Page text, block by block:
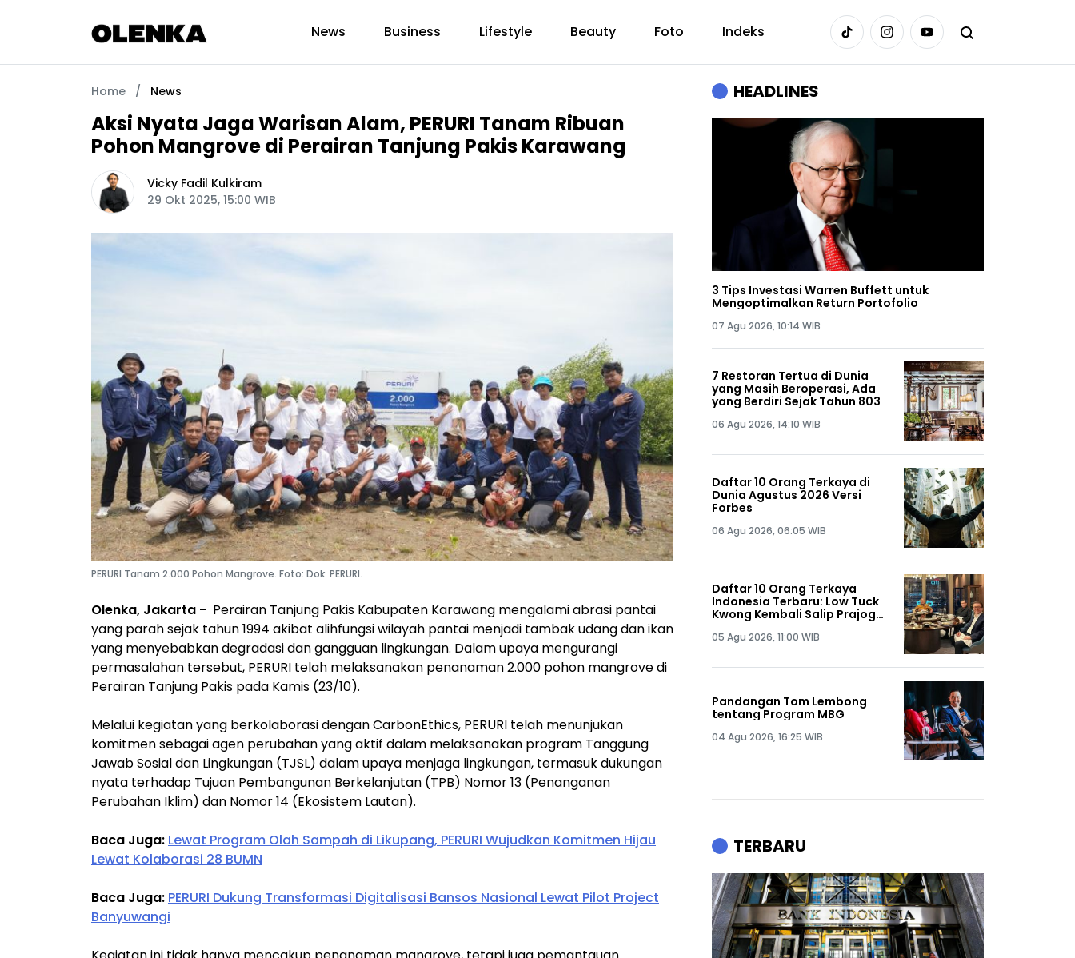
News Business Lifestyle Beauty Foto Indeks
Home / News
Aksi Nyata Jaga Warisan Alam, PERURI Tanam Ribuan
Pohon Mangrove di Perairan Tanjung Pakis Karawang
Vicky Fadil Kulkiram
29 Okt 2025, 15:00 WIB
PERURI Tanam 2.000 Pohon Mangrove. Foto: Dok. PERURI.
Olenka, Jakarta - Perairan Tanjung Pakis Kabupaten Karawang mengalami abrasi pantai
yang parah sejak tahun 1994 akibat alihfungsi wilayah pantai menjadi tambak udang dan ikan
yang menyebabkan degradasi dan gangguan lingkungan. Dalam upaya mengurangi
permasalahan tersebut, PERURI telah melaksanakan penanaman 2.000 pohon mangrove di
Perairan Tanjung Pakis pada Kamis (23/10).
Melalui kegiatan yang berkolaborasi dengan CarbonEthics, PERURI telah menunjukan
komitmen sebagai agen perubahan yang aktif dalam melaksanakan program Tanggung
Jawab Sosial dan Lingkungan (TJSL) dalam upaya menjaga lingkungan, termasuk dukungan
nyata terhadap Tujuan Pembangunan Berkelanjutan (TPB) Nomor 13 (Penanganan
Perubahan Iklim) dan Nomor 14 (Ekosistem Lautan).
Baca Juga: Lewat Program Olah Sampah di Likupang, PERURI Wujudkan Komitmen Hijau
Lewat Kolaborasi 28 BUMN
Baca Juga: PERURI Dukung Transformasi Digitalisasi Bansos Nasional Lewat Pilot Project
Banyuwangi
HEADLINES
3 Tips Investasi Warren Buffett untuk
Mengoptimalkan Return Portofolio
07 Agu 2026, 10:14 WIB
7 Restoran Tertua di Dunia
yang Masih Beroperasi, Ada
yang Berdiri Sejak Tahun 803
06 Agu 2026, 14:10 WIB
Daftar 10 Orang Terkaya di
Dunia Agustus 2026 Versi
Forbes
06 Agu 2026, 06:05 WIB
Daftar 10 Orang Terkaya
Indonesia Terbaru: Low Tuck
Kwong Kembali Salip Prajogo
05 Agu 2026, 11:00 WIB
Pandangan Tom Lembong
tentang Program MBG
04 Agu 2026, 16:25 WIB
TERBARU